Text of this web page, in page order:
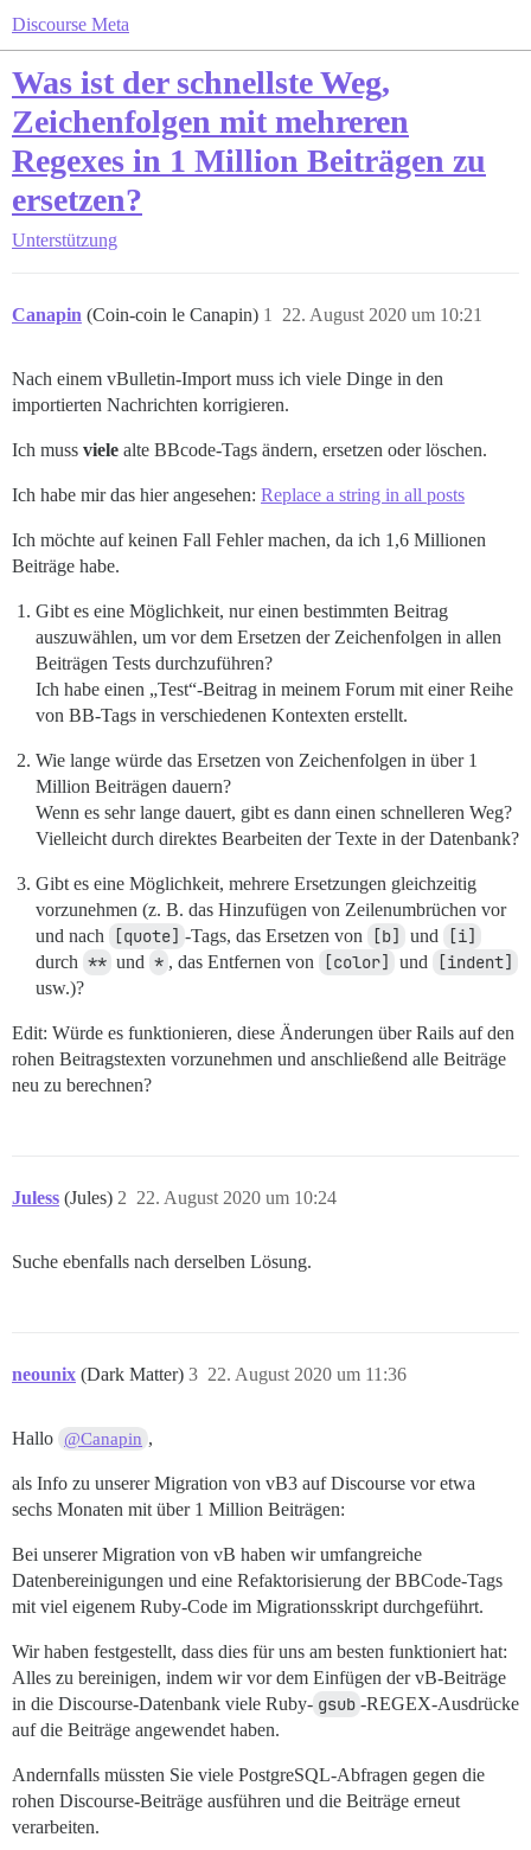
Discourse Meta
Was ist der schnellste Weg,
Zeichenfolgen mit mehreren
Regexes in 1 Million Beiträgen zu
ersetzen?
Unterstützung
Canapin (Coin-coin le Canapin) 22. August 2020 um 10:21
1
Nach einem vBulletin-Import muss ich viele Dinge in den
importierten Nachrichten korrigieren.
Ich muss viele alte BBcode-Tags ändern, ersetzen oder löschen.
Ich habe mir das hier angesehen: Replace a string in all posts
Ich möchte auf keinen Fall Fehler machen, da ich 1,6 Millionen
Beiträge habe.
Gibt es eine Möglichkeit, nur einen bestimmten Beitrag
auszuwählen, um vor dem Ersetzen der Zeichenfolgen in allen
Beiträgen Tests durchzuführen?
Ich habe einen „Test“-Beitrag in meinem Forum mit einer Reihe
von BB-Tags in verschiedenen Kontexten erstellt.
Wie lange würde das Ersetzen von Zeichenfolgen in über 1
Million Beiträgen dauern?
Wenn es sehr lange dauert, gibt es dann einen schnelleren Weg?
Vielleicht durch direktes Bearbeiten der Texte in der Datenbank?
Gibt es eine Möglichkeit, mehrere Ersetzungen gleichzeitig
vorzunehmen (z. B. das Hinzufügen von Zeilenumbrüchen vor
und nach
[quote] -Tags, das Ersetzen von [b] und [i]
durch ** und * , das Entfernen von [color] und [indent]
usw.)?
Edit: Würde es funktionieren, diese Änderungen über Rails auf den
rohen Beitragstexten vorzunehmen und anschließend alle Beiträge
neu zu berechnen?
Juless (Jules) 22. August 2020 um 10:24
2
Suche ebenfalls nach derselben Lösung.
neounix (Dark Matter) 22. August 2020 um 11:36
3
Hallo @Canapin ,
als Info zu unserer Migration von vB3 auf Discourse vor etwa
sechs Monaten mit über 1 Million Beiträgen:
Bei unserer Migration von vB haben wir umfangreiche
Datenbereinigungen und eine Refaktorisierung der BBCode-Tags
mit viel eigenem Ruby-Code im Migrationsskript durchgeführt.
Wir haben festgestellt, dass dies für uns am besten funktioniert hat:
Alles zu bereinigen, indem wir vor dem Einfügen der vB-Beiträge
in die Discourse-Datenbank viele Ruby- gsub -REGEX-Ausdrücke
auf die Beiträge angewendet haben.
Andernfalls müssten Sie viele PostgreSQL-Abfragen gegen die
rohen Discourse-Beiträge ausführen und die Beiträge erneut
verarbeiten.